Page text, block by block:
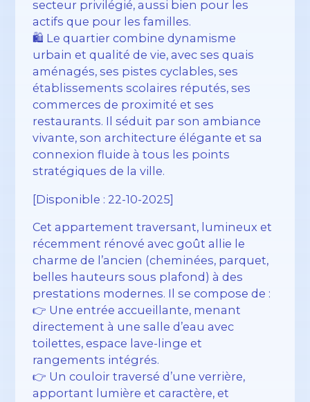
secteur privilégié, aussi bien pour les
actifs que pour les familles.
🛍️ Le quartier combine dynamisme
urbain et qualité de vie, avec ses quais
aménagés, ses pistes cyclables, ses
établissements scolaires réputés, ses
commerces de proximité et ses
restaurants. Il séduit par son ambiance
vivante, son architecture élégante et sa
connexion fluide à tous les points
stratégiques de la ville.
[Disponible : 22-10-2025]
Cet appartement traversant, lumineux et
récemment rénové avec goût allie le
charme de l’ancien (cheminées, parquet,
belles hauteurs sous plafond) à des
prestations modernes. Il se compose de :
👉 Une entrée accueillante, menant
directement à une salle d’eau avec
toilettes, espace lave-linge et
rangements intégrés.
👉 Un couloir traversé d’une verrière,
apportant lumière et caractère, et